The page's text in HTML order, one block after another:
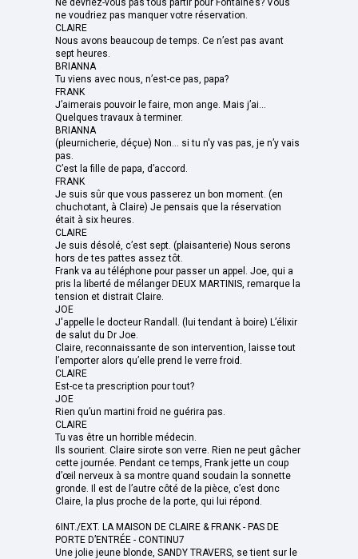
Ne devriez-vous pas tous partir pour Fontaine’s? Vous
ne voudriez pas manquer votre réservation.
CLAIRE
Nous avons beaucoup de temps. Ce n’est pas avant
sept heures.
BRIANNA
Tu viens avec nous, n’est-ce pas, papa?
FRANK
J’aimerais pouvoir le faire, mon ange. Mais j’ai...
Quelques travaux à terminer.
BRIANNA
(pleurnicherie, déçue) Non... si tu n'y vas pas, je n’y vais
pas.
C’est la fille de papa, d’accord.
FRANK
Je suis sûr que vous passerez un bon moment. (en
chuchotant, à Claire) Je pensais que la réservation
était à six heures.
CLAIRE
Je suis désolé, c’est sept. (plaisanterie) Nous serons
hors de tes pattes assez tôt.
Frank va au téléphone pour passer un appel. Joe, qui a
pris la liberté de mélanger DEUX MARTINIS, remarque la
tension et distrait Claire.
JOE
J'appelle le docteur Randall. (lui tendant à boire) L’élixir
de salut du Dr Joe.
Claire, reconnaissante de son intervention, laisse tout
l’emporter alors qu’elle prend le verre froid.
CLAIRE
Est-ce ta prescription pour tout?
JOE
Rien qu’un martini froid ne guérira pas.
CLAIRE
Tu vas être un horrible médecin.
Ils sourient. Claire sirote son verre. Rien ne peut gâcher
cette journée. Pendant ce temps, Frank jette un coup
d’œil nerveux à sa montre quand soudain la sonnette
gronde. Il est de l’autre côté de la pièce, c’est donc
Claire, la plus proche de la porte, qui lui répond.
6INT./EXT. LA MAISON DE CLAIRE & FRANK - PAS DE
PORTE D’ENTRÉE - CONTINU7
Une jolie jeune blonde, SANDY TRAVERS, se tient sur le